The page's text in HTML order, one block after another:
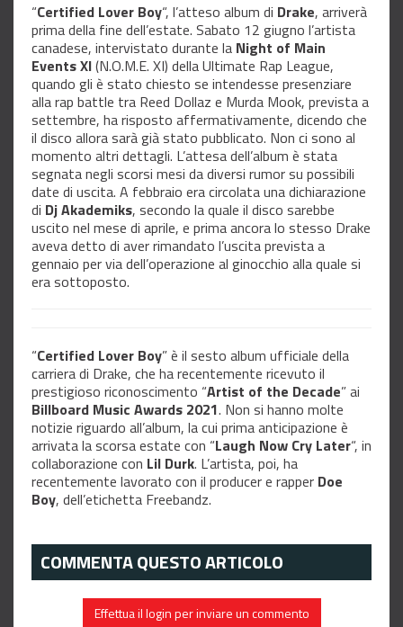
“Certified Lover Boy“, l’atteso album di Drake, arriverà
prima della fine dell’estate. Sabato 12 giugno l’artista
canadese, intervistato durante la Night of Main
Events XI(N.O.M.E. XI) della Ultimate Rap League,
quando gli è stato chiesto se intendesse presenziare
alla rap battle tra Reed Dollaz e Murda Mook, prevista a
settembre, ha risposto affermativamente, dicendo che
il disco allora sarà già stato pubblicato. Non ci sono al
momento altri dettagli. L’attesa dell’album è stata
segnata negli scorsi mesi da diversi rumor su possibili
date di uscita. A febbraio era circolata una dichiarazione
di Dj Akademiks, secondo la quale il disco sarebbe
uscito nel mese di aprile, e prima ancora lo stesso Drake
aveva detto di aver rimandato l’uscita prevista a
gennaio per via dell’operazione al ginocchio alla quale si
era sottoposto.
“Certified Lover Boy” è il sesto album ufficiale della
carriera di Drake, che ha recentemente ricevuto il
prestigioso riconoscimento “Artist of the Decade” ai
Billboard Music Awards 2021. Non si hanno molte
notizie riguardo all’album, la cui prima anticipazione è
arrivata la scorsa estate con “Laugh Now Cry Later“, in
collaborazione con Lil Durk. L’artista, poi, ha
recentemente lavorato con il producer e rapper Doe
Boy, dell’etichetta Freebandz.
COMMENTA QUESTO ARTICOLO
Effettua il login per inviare un commento